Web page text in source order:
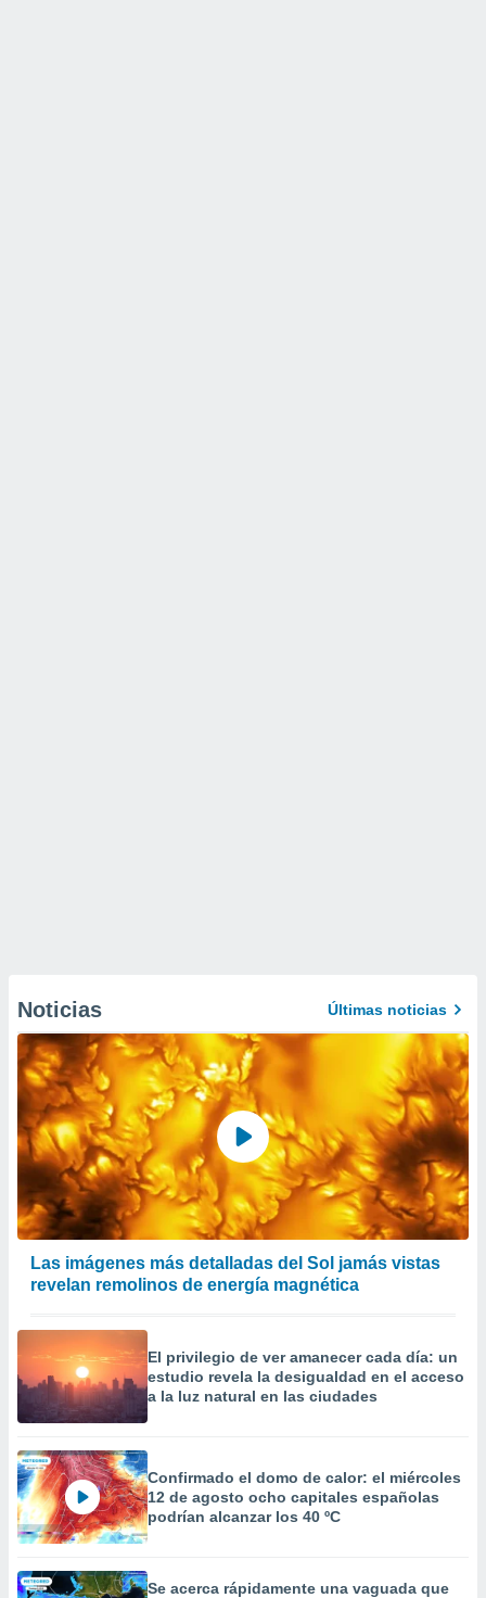
Noticias Últimas noticias
Las imágenes más detalladas del Sol jamás vistas
revelan remolinos de energía magnética
El privilegio de ver amanecer cada día: un
estudio revela la desigualdad en el acceso
a la luz natural en las ciudades
Confirmado el domo de calor: el miércoles
12 de agosto ocho capitales españolas
podrían alcanzar los 40 ºC
Se acerca rápidamente una vaguada que